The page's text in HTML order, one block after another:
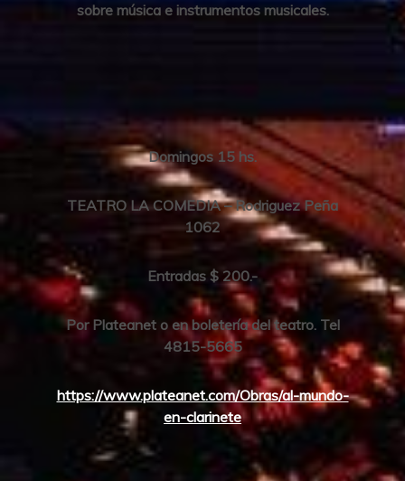
sobre música e instrumentos musicales.
Domingos 15 hs.
TEATRO LA COMEDIA – Rodriguez Peña
1062
Entradas $ 200.-
Por Plateanet o en boletería del teatro. Tel
4815-5665
https://www.plateanet.com/Obras/al-mundo-
en-clarinete